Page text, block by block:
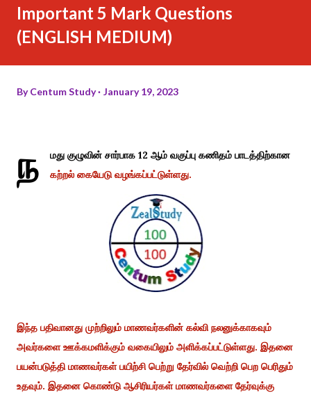
Important 5 Mark Questions
(ENGLISH MEDIUM)
ByCentum Study January 19, 2023
ந
மது குழுவின் சார்பாக 12 ஆம் வகுப்பு கணிதம் பாடத்திற்கான
கற்றல் கையேடு வழங்கப்பட்டுள்ளது.
இந்த பதிவானது முற்றிலும் மாணவர்களின் கல்வி நலனுக்காகவும்
அவர்களை ஊக்கமளிக்கும் வகையிலும் அளிக்கப்பட்டுள்ளது. இதனை
பயன்படுத்தி மாணவர்கள் பயிற்சி பெற்று தேர்வில் வெற்றி பெற பெரிதும்
உதவும். இதனை கொண்டு ஆசிரியர்கள் மாணவர்களை தேர்வுக்கு